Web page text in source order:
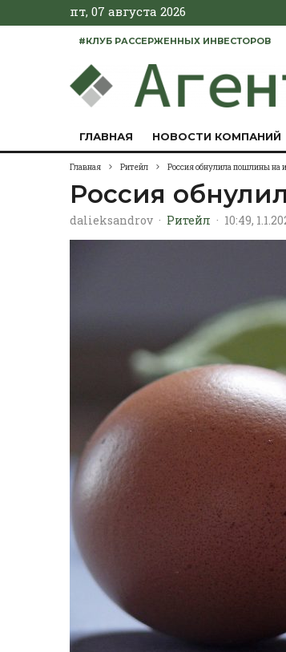
пт, 07 августа 2026
#КЛУБ РАССЕРЖЕННЫХ ИНВЕСТОРОВ
ГЛАВНАЯ НОВОСТИ КОМПАНИЙ
Главная Ритейл Россия обнулила пошлины на
Россия
dalieksandrov · Ритейл · 10:49,